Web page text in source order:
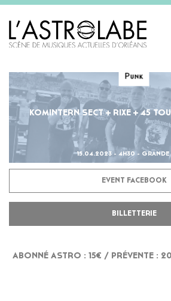
Punk
KOMINTERN SECT + RIXE + 45
15.04.2023 - 4H30 - GRANDE
EVENT FACEBOOK
BILLETTERIE
ABONNÉ ASTRO : 15€ / PRÉVENTE :